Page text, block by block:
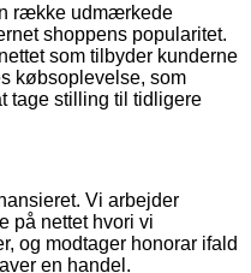
række udmærkede
shoppens popularitet.
som tilbyder kunderne
købsoplevelse, som
tage stilling til tidligere
Vi arbejder
på nettet hvori vi
og modtager honorar ifald
en handel.